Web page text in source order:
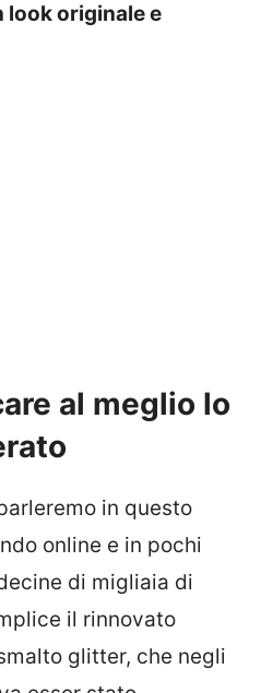
look originale e
al meglio lo
in questo
online e in pochi
di migliaia di
il rinnovato
glitter, che negli